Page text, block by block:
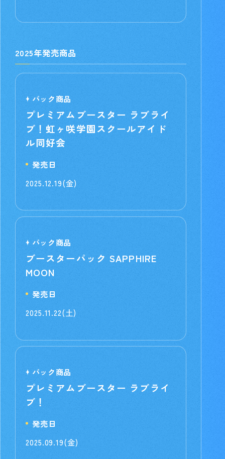
2025年発売商品
パック商品
プレミアムブースター ラブライ
ブ！虹ヶ咲学園スクールアイド
ル同好会
発売日
2025.12.19(金)
パック商品
ブースターパック SAPPHIRE
MOON
発売日
2025.11.22(土)
パック商品
プレミアムブースター ラブライ
ブ！
発売日
2025.09.19(金)